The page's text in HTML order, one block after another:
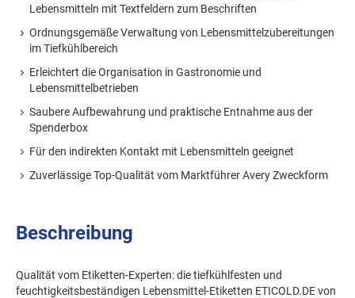
Lebensmitteln mit Textfeldern zum Beschriften
Ordnungsgemäße Verwaltung von Lebensmittelzubereitungen
im Tiefkühlbereich
Erleichtert die Organisation in Gastronomie und
Lebensmittelbetrieben
Saubere Aufbewahrung und praktische Entnahme aus der
Spenderbox
Für den indirekten Kontakt mit Lebensmitteln geeignet
Zuverlässige Top-Qualität vom Marktführer Avery Zweckform
Beschreibung
Qualität vom Etiketten-Experten: die tiefkühlfesten und
feuchtigkeitsbeständigen Lebensmittel-Etiketten ETICOLD.DE von